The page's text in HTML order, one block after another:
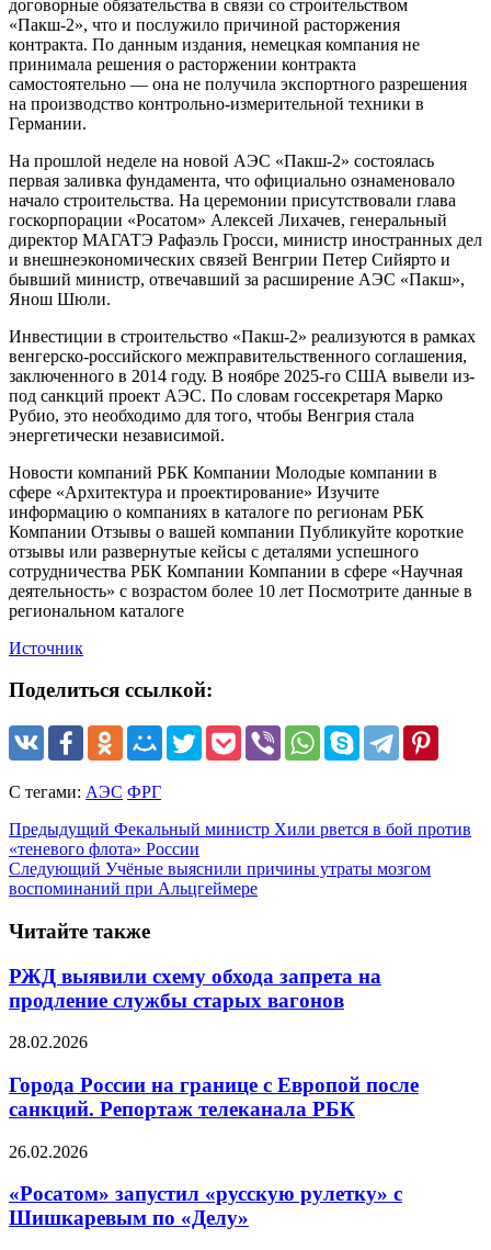
договорные обязательства в связи со строительством
«Пакш-2», что и послужило причиной расторжения
контракта. По данным издания, немецкая компания не
принимала решения о расторжении контракта
самостоятельно — она не получила экспортного разрешения
на производство контрольно-измерительной техники в
Германии.
На прошлой неделе на новой АЭС «Пакш-2» состоялась
первая заливка фундамента, что официально ознаменовало
начало строительства. На церемонии присутствовали глава
госкорпорации «Росатом» Алексей Лихачев, генеральный
директор МАГАТЭ Рафаэль Гросси, министр иностранных дел
и внешнеэкономических связей Венгрии Петер Сийярто и
бывший министр, отвечавший за расширение АЭС «Пакш»,
Янош Шюли.
Инвестиции в строительство «Пакш-2» реализуются в рамках
венгерско-российского межправительственного соглашения,
заключенного в 2014 году. В ноябре 2025-го США вывели из-
под санкций проект АЭС. По словам госсекретаря Марко
Рубио, это необходимо для того, чтобы Венгрия стала
энергетически независимой.
Новости компаний РБК Компании Молодые компании в
сфере «Архитектура и проектирование» Изучите
информацию о компаниях в каталоге по регионам РБК
Компании Отзывы о вашей компании Публикуйте короткие
отзывы или развернутые кейсы с деталями успешного
сотрудничества РБК Компании Компании в сфере «Научная
деятельность» с возрастом более 10 лет Посмотрите данные в
региональном каталоге
Источник
Поделиться ссылкой:
С тегами: АЭС ФРГ
Предыдущий Фекальный министр Хили рвется в бой против
«теневого флота» России
Следующий Учёные выяснили причины утраты мозгом
воспоминаний при Альцгеймере
Читайте также
РЖД выявили схему обхода запрета на
продление службы старых вагонов
28.02.2026
Города России на границе с Европой после
санкций. Репортаж телеканала РБК
26.02.2026
«Росатом» запустил «русскую рулетку» с
Шишкаревым по «Делу»